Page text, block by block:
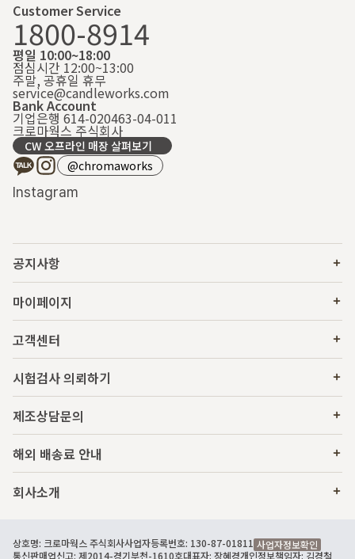
Customer Service
1800-8914
평일 10:00~18:00
점심시간 12:00~13:00
주말, 공휴일 휴무
service@candleworks.com
Bank Account
기업은행 614-020463-04-011
크로마웍스 주식회사
CW 오프라인 매장 살펴보기
@chromaworks
Instagram
공지사항
마이페이지
고객센터
시험검사 의뢰하기
제조상담문의
해외 배송료 안내
회사소개
상호명: 크로마웍스 주식회사사업자등록번호: 130-87-01811 사업자정보확인
통신판매업신고: 제2014-경기부천-1610호대표자: 장혜경개인정보책임자: 김경철